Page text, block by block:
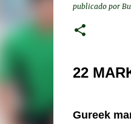
publicado por
22
Gureek